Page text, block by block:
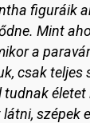
figuráik
Mint
a
csak teljes
tudnak
szépek